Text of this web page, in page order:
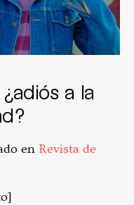
a la
en Revista de